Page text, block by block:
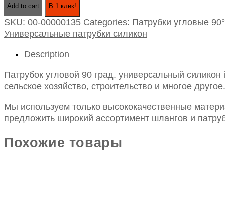
град.
универсальный
id40х150х150
quantity
Add to cart В 1 клик!
SKU: 00-00000135 Categories: Патрубки угловые 90°
Универсальные патрубки силикон
Description
Патрубок угловой 90 град. универсальный
сельское хозяйство, строительство и многое
Мы используем только высококачественные
предложить широкий ассортимент шлангов и
Похожие товары